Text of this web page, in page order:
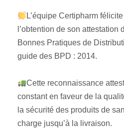
L’équipe Certipharm
l’obtention de son attestation
Bonnes Pratiques de
guide des BPD : 2014.
Cette reconnaissance
constant en faveur de la
la sécurité des produits de
charge jusqu’à la livraison.